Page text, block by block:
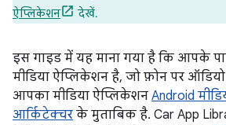
ऐप्लिकेशन
देखें.
इस गाइड में यह माना गया है कि आपके
मीडिया ऐप्लिकेशन है, जो फ़ोन पर ऑडियो
आपका मीडिया ऐप्लिकेशन Android
आर्किटेक्चर के मुताबिक है. Car App